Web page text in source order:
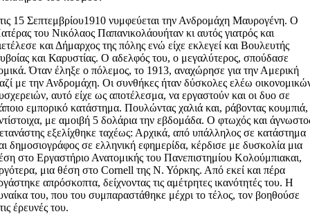
15 Σεπτεμβρίου1910 νυμφεύεται την Ανδρομάχη Μαυρογένη. Ο
του Νικόλαος Παπανικολάουήταν κι αυτός γιατρός και
και Δήμαρχος της πόλης ενώ είχε εκλεγεί και Βουλευτής
και Καρυστίας. Ο αδελφός του, ο μεγαλύτερος, σπούδασε
Όταν έληξε ο πόλεμος, το 1913, αναχώρησε για την Αμερική
με την Ανδρομάχη. Οι συνθήκες ήταν δύσκολες ελέω
αυτό είχε ως αποτέλεσμα, να εργαστούν και οι δυο σε
εμπορικό κατάστημα. Πουλώντας χαλιά και, ράβοντας κουμπιά,
με αμοιβή 5 δολάρια την εβδομάδα. Ο φτωχός και
εξελίχθηκε ταχέως: Αρχικά, από υπάλληλος σε κατάστημα
δημοσιογράφος σε ελληνική εφημερίδα, κέρδισε με δυσκολία μια
στο Εργαστήριο Ανατομικής του Πανεπιστημίου Κολούμπιακαι,
μια θέση στο Cornell της Ν. Υόρκης. Από εκεί και πέρα
απρόσκοπτα, δείχνοντας τις αμέτρητες ικανότητές του. Η
του, που του συμπαραστάθηκε μέχρι το τέλος, τον βοηθούσε
έρευνές του.